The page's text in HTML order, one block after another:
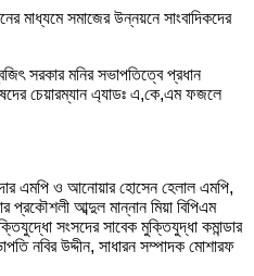
মাধ্যমে সমাজের উন্নয়নে সাংবাদিকদের
সরকার মনির সভাপতিত্বে প্রধান
চেয়ারম্যান এ্যাডঃ এ,কে,এম ফজলে
এমপি ও আনোয়ার হোসেন হেলাল এমপি,
আব্দুল মান্নান মিয়া বিপিএম
সংসদের সাবেক মুক্তিযুদ্ধা কমান্ডার
নবির উদ্দীন, সাধারন সম্পাদক মোশারফ